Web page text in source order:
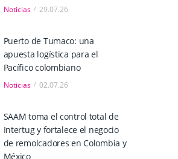
Noticias 29.07.26
Puerto de Tumaco: una
apuesta logística para el
Pacífico colombiano
Noticias 02.07.26
SAAM toma el control total de
Intertug y fortalece el negocio
de remolcadores en Colombia y
México